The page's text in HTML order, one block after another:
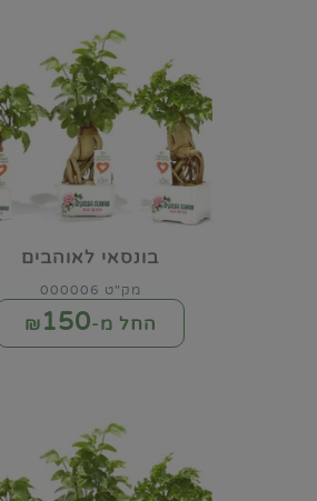
בונסאי לאוהבים
מק"ט 000006
החל מ-₪150